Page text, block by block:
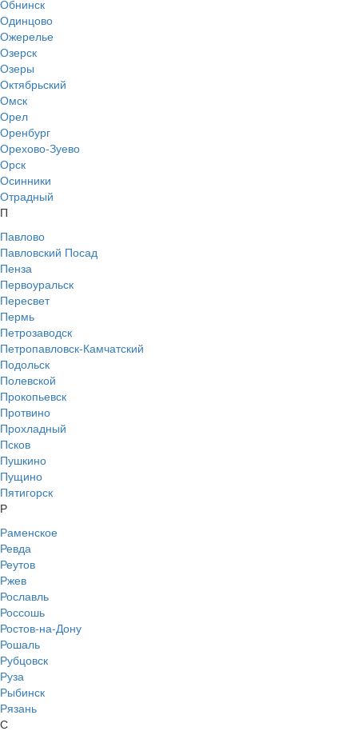
Обнинск
Одинцово
Ожерелье
Озерск
Озеры
Октябрьский
Омск
Орел
Оренбург
Орехово-Зуево
Орск
Осинники
Отрадный
П
Павлово
Павловский Посад
Пенза
Первоуральск
Пересвет
Пермь
Петрозаводск
Петропавловск-Камчатский
Подольск
Полевской
Прокопьевск
Протвино
Прохладный
Псков
Пушкино
Пущино
Пятигорск
Р
Раменское
Ревда
Реутов
Ржев
Рославль
Россошь
Ростов-на-Дону
Рошаль
Рубцовск
Руза
Рыбинск
Рязань
С